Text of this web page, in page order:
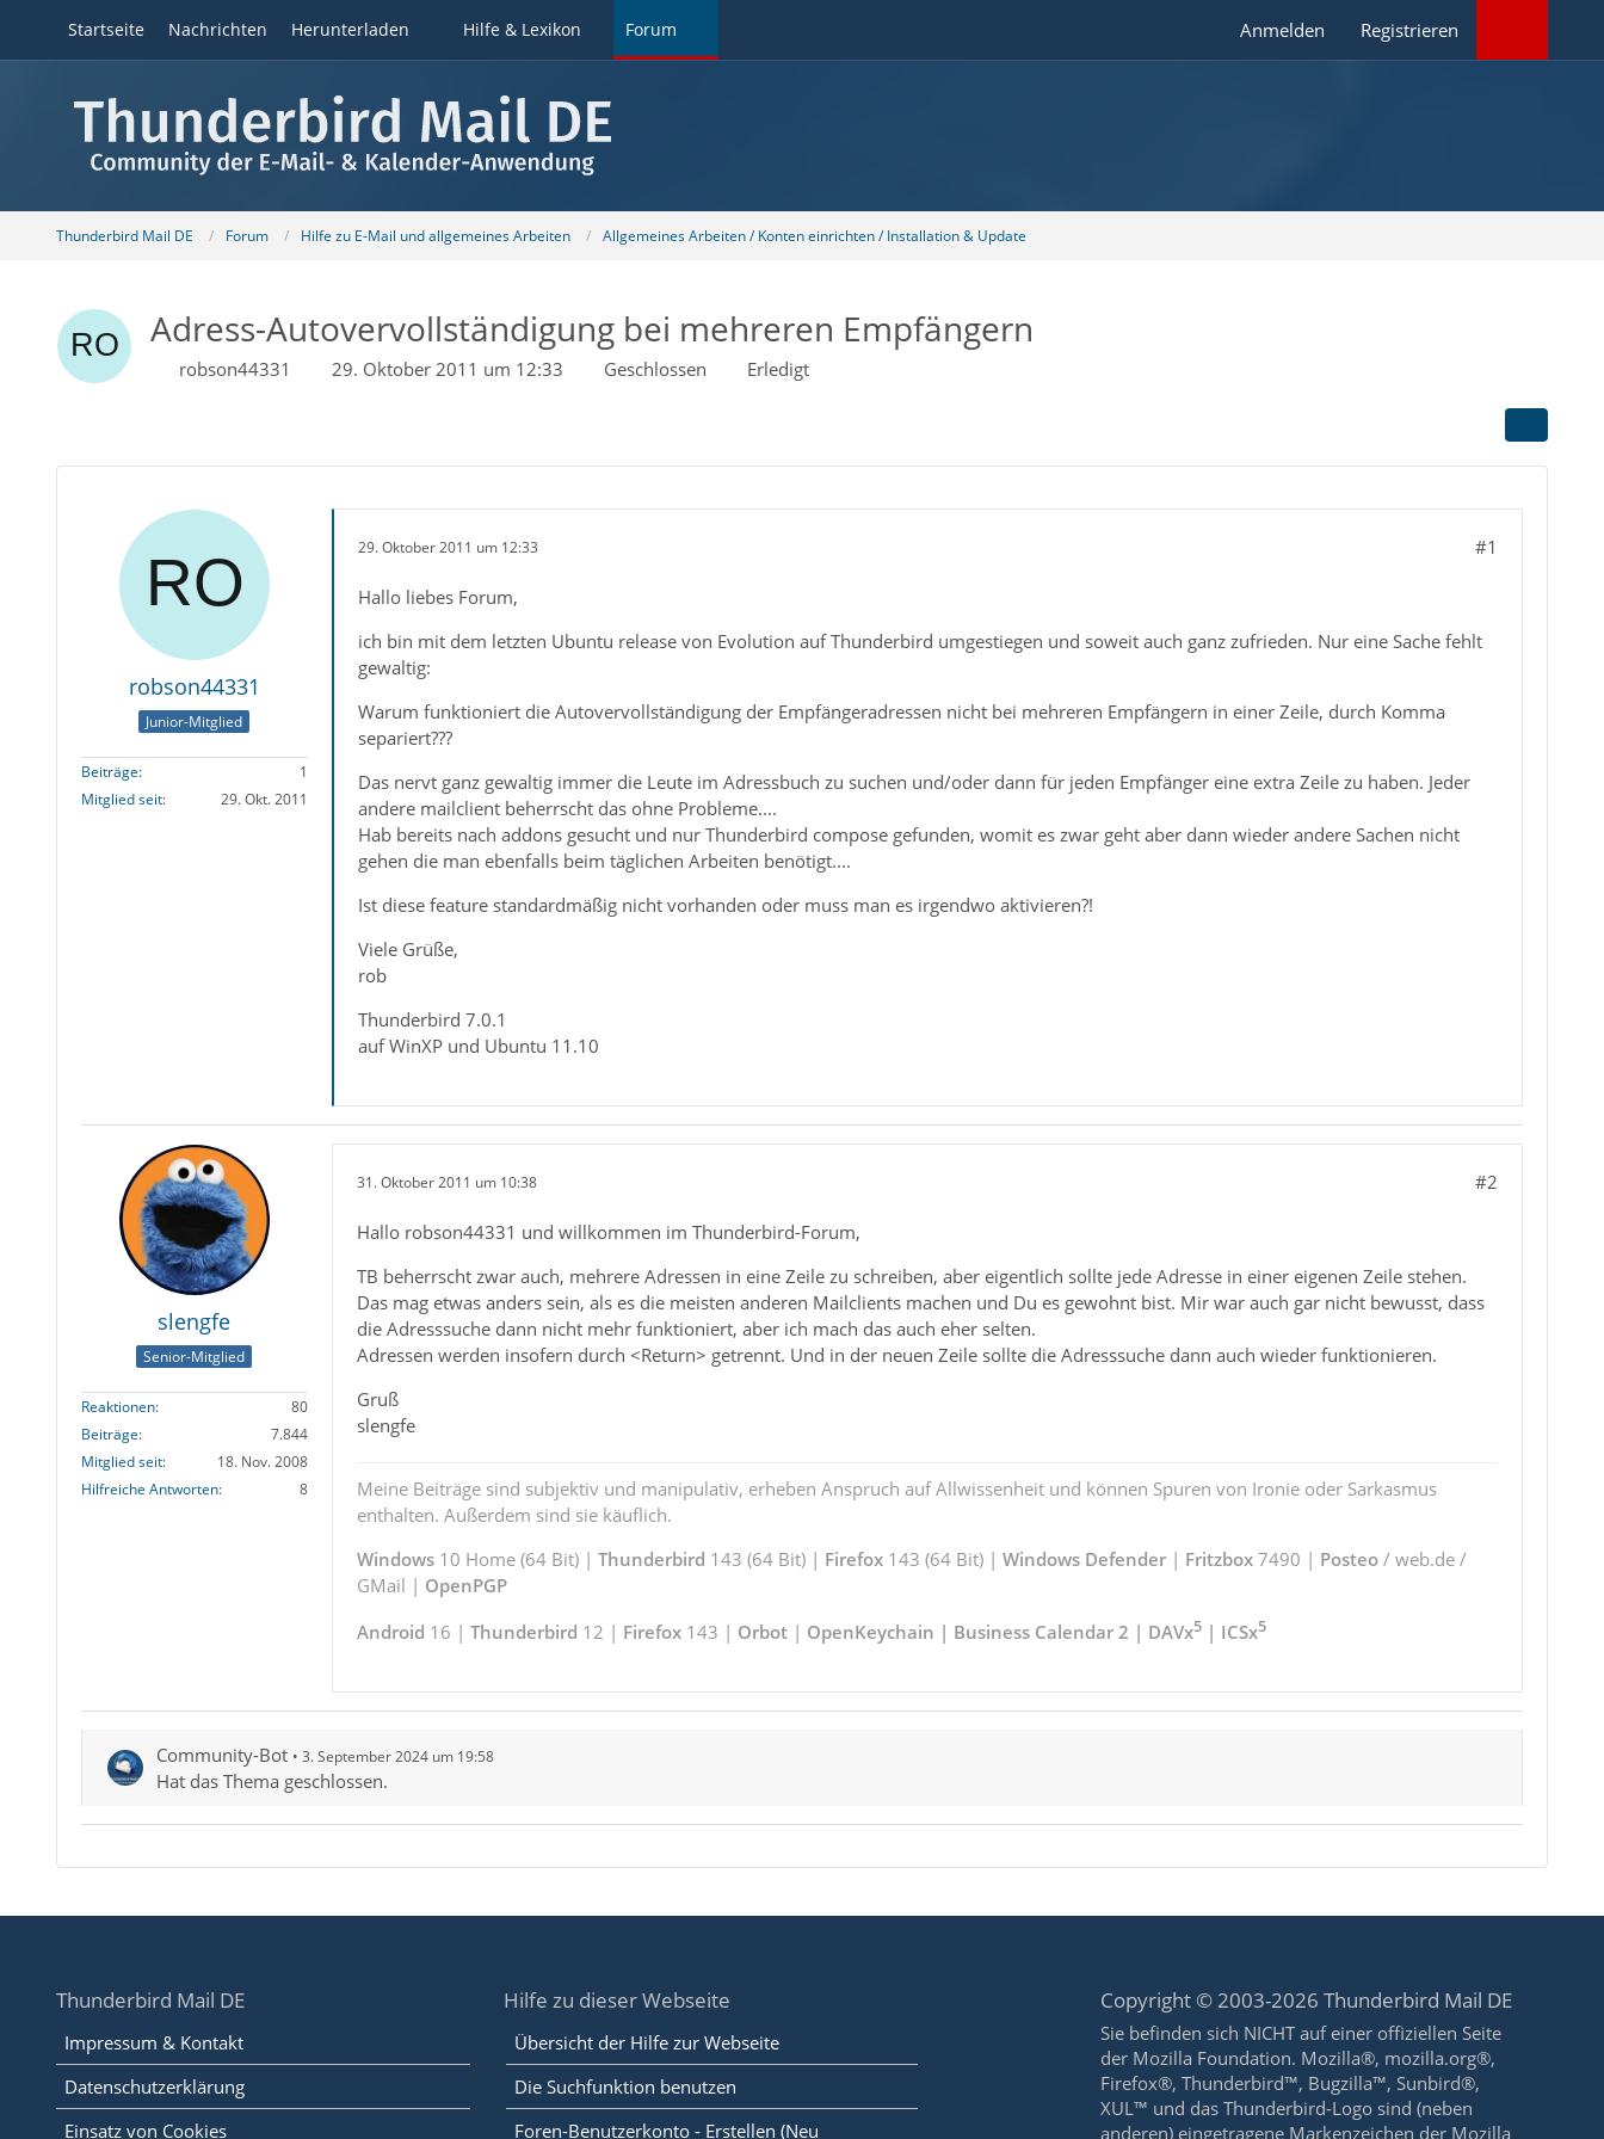
Startseite Nachrichten Herunterladen Hilfe & Lexikon Forum Anmelden Registrieren
Thunderbird Mail DE Forum Hilfe zu E-Mail und allgemeines Arbeiten Allgemeines Arbeiten / Konten einrichten / Installation & Update
Adress-Autovervollständigung bei mehreren Empfängern
robson44331 29. Oktober 2011 um 12:33 Geschlossen Erledigt
robson44331
Junior-Mitglied
Beiträge
1
Mitglied seit
29. Okt. 2011
29. Oktober 2011 um 12:33 #1
Hallo liebes Forum,
ich bin mit dem letzten Ubuntu release von Evolution auf Thunderbird umgestiegen und soweit auch ganz zufrieden. Nur eine Sache fehlt
gewaltig:
Warum funktioniert die Autovervollständigung der Empfängeradressen nicht bei mehreren Empfängern in einer Zeile, durch Komma
separiert???
Das nervt ganz gewaltig immer die Leute im Adressbuch zu suchen und/oder dann für jeden Empfänger eine extra Zeile zu haben. Jeder
andere mailclient beherrscht das ohne Probleme....
Hab bereits nach addons gesucht und nur Thunderbird compose gefunden, womit es zwar geht aber dann wieder andere Sachen nicht
gehen die man ebenfalls beim täglichen Arbeiten benötigt....
Ist diese feature standardmäßig nicht vorhanden oder muss man es irgendwo aktivieren?!
Viele Grüße,
rob
Thunderbird 7.0.1
auf WinXP und Ubuntu 11.10
slengfe
Senior-Mitglied
Reaktionen
80
Beiträge
7.844
Mitglied seit
18. Nov. 2008
Hilfreiche Antworten
8
31. Oktober 2011 um 10:38 #2
Hallo robson44331 und willkommen im Thunderbird-Forum,
TB beherrscht zwar auch, mehrere Adressen in eine Zeile zu schreiben, aber eigentlich sollte jede Adresse in einer eigenen Zeile stehen.
Das mag etwas anders sein, als es die meisten anderen Mailclients machen und Du es gewohnt bist. Mir war auch gar nicht bewusst, dass
die Adresssuche dann nicht mehr funktioniert, aber ich mach das auch eher selten.
Adressen werden insofern durch <Return> getrennt. Und in der neuen Zeile sollte die Adresssuche dann auch wieder funktionieren.
Gruß
slengfe
Meine Beiträge sind subjektiv und manipulativ, erheben Anspruch auf Allwissenheit und können Spuren von Ironie oder Sarkasmus
enthalten. Außerdem sind sie käuflich.
Windows10 Home (64 Bit) | Thunderbird 143 (64 Bit) | Firefox143 (64 Bit) | Windows Defender| Fritzbox7490 | Posteo/ web.de /
GMail | OpenPGP
Android 16 | Thunderbird 12 | Firefox143 | Orbot| OpenKeychain | Business Calendar 2 | DAVx5| ICSx5
Community-Bot 3. September 2024 um 19:58
Hat das Thema geschlossen.
Thunderbird Mail DE
Impressum & Kontakt
Datenschutzerklärung
Einsatz von Cookies
Hilfe zu dieser Webseite
Übersicht der Hilfe zur Webseite
Die Suchfunktion benutzen
Foren-Benutzerkonto - Erstellen (Neu
Copyright © 2003-2026 Thunderbird Mail DE
Sie befinden sich NICHT auf einer offiziellen Seite
der Mozilla Foundation. Mozilla®, mozilla.org®,
Firefox®, Thunderbird™, Bugzilla™, Sunbird®,
XUL™ und das Thunderbird-Logo sind (neben
anderen) eingetragene Markenzeichen der Mozilla